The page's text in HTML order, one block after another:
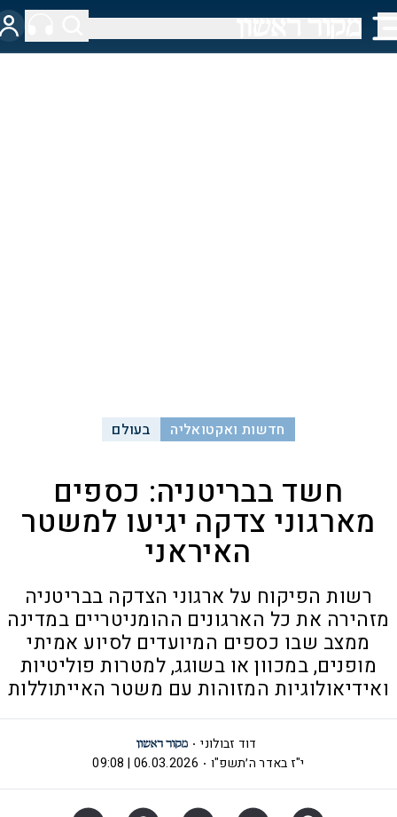
חדשות ואקטואליה בעולם
חשד בבריטניה: כספים
מארגוני צדקה יגיעו למשטר
האיראני
רשות הפיקוח על ארגוני הצדקה בבריטניה
מזהירה את כל הארגונים ההומניטריים במדינה
ממצב שבו כספים המיועדים לסיוע אמיתי
מופנים, במכוון או בשוגג, למטרות פוליטיות
ואידיאולוגיות המזוהות עם משטר האייתוללות
דוד זבולוני
י"ז באדר ה׳תשפ"ו
06.03.2026 | 09:08